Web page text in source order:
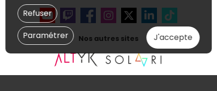
Nos autres sites J'accepte
Paramétrer
Refuser